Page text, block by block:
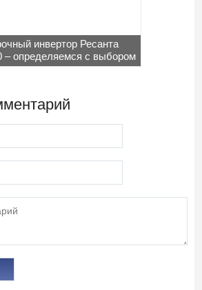
инвертор Ресанта
определяемся с выбором